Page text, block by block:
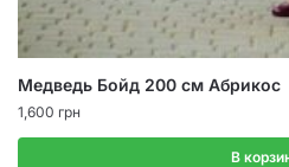
Медведь Бойд 200 см Абрикос
1,600 грн
В